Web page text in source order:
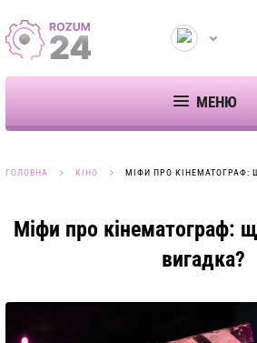
МЕНЮ
ГОЛОВНА КІНО МІФИ ПРО КІНЕМАТОГРАФ:
Міфи про кінематограф:
вигадка?